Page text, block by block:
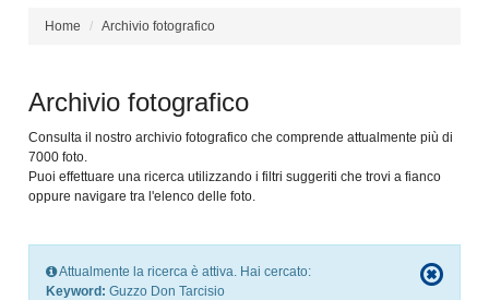
Home Archivio fotografico
Archivio fotografico
Consulta il nostro archivio fotografico che comprende attualmente più di
7000 foto.
Puoi effettuare una ricerca utilizzando i filtri suggeriti che trovi a fianco
oppure navigare tra l'elenco delle foto.
Attualmente la ricerca è attiva. Hai cercato:
Keyword:Guzzo Don Tarcisio